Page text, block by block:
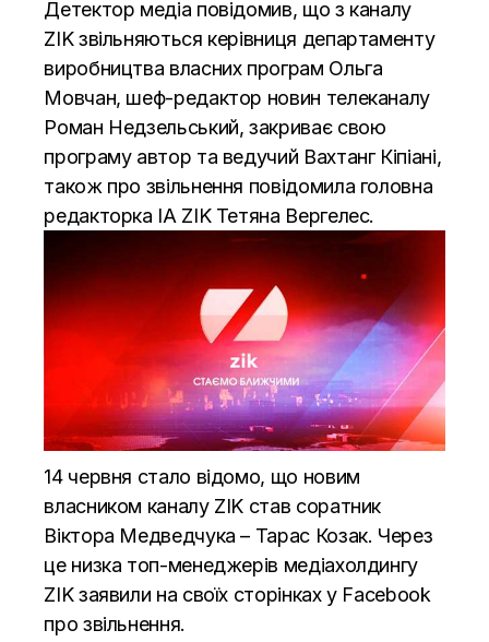
Детектор медіа повідомив, що з каналу
ZIK звільняються керівниця департаменту
виробництва власних програм Ольга
Мовчан, шеф-редактор новин телеканалу
Роман Недзельський, закриває свою
програму автор та ведучий Вахтанг Кіпіані,
також про звільнення повідомила головна
редакторка ІА ZIK Тетяна Вергелес.
14 червня стало відомо, що новим
власником каналу ZIK став соратник
Віктора Медведчука – Тарас Козак. Через
це низка топ-менеджерів медіахолдингу
ZIK заявили на своїх сторінках у Facebook
про звільнення.